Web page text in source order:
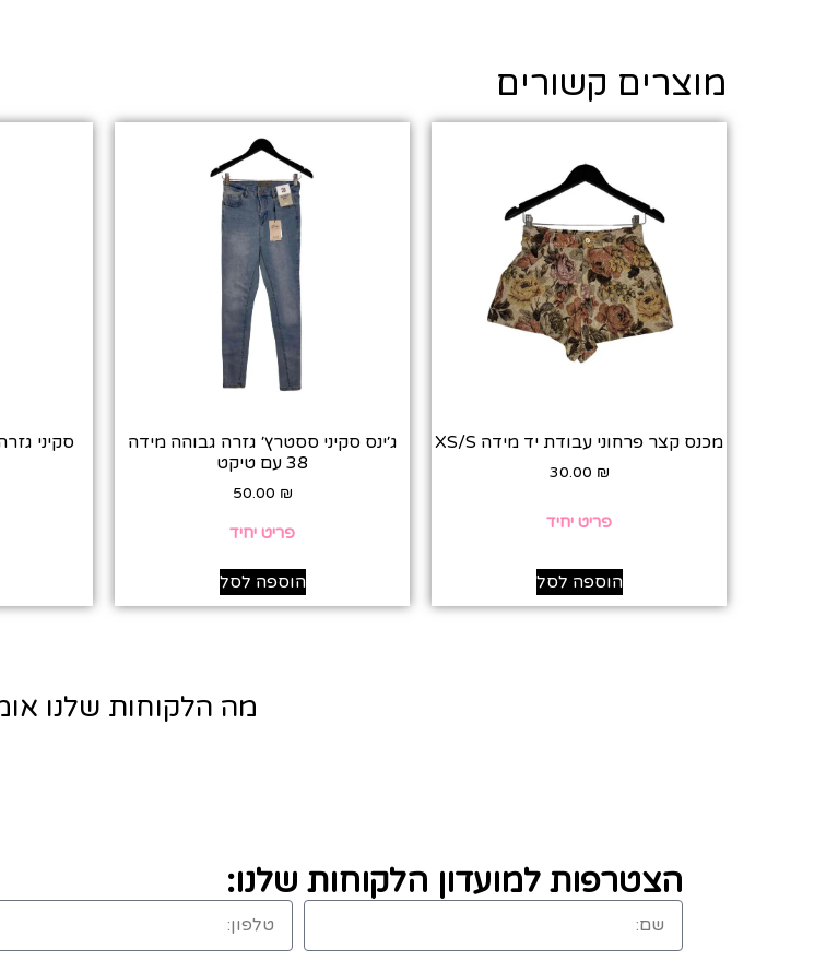
מוצרים קשורים
מכנס קצר פרחוני עבודת יד מידה XS/S
30.00 ₪
פריט יחיד
הוספה לסל
ג׳ינס סקיני ססטרץ׳ גזרה גבוהה מידה
38 עם טיקט
50.00 ₪
פריט יחיד
הוספה לסל
מה הלקוחות שלנו
הצטרפות למועדון הלקוחות שלנו: